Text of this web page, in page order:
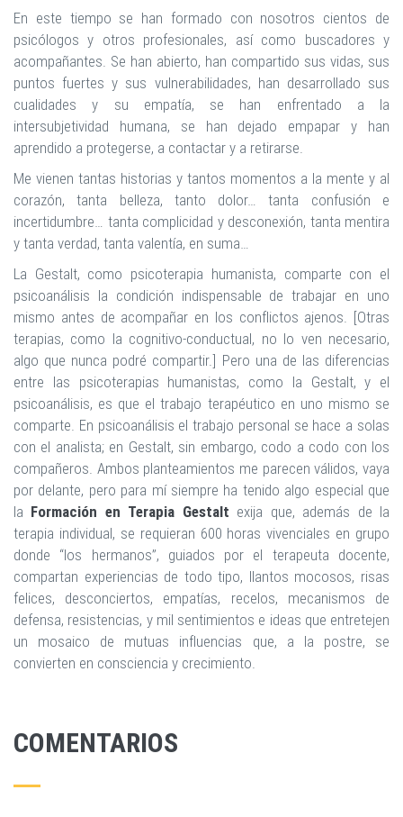
En este tiempo se han formado con nosotros cientos de
psicólogos y otros profesionales, así como buscadores y
acompañantes. Se han abierto, han compartido sus vidas, sus
puntos fuertes y sus vulnerabilidades, han desarrollado sus
cualidades y su empatía, se han enfrentado a la
intersubjetividad humana, se han dejado empapar y han
aprendido a protegerse, a contactar y a retirarse.
Me vienen tantas historias y tantos momentos a la mente y al
corazón, tanta belleza, tanto dolor… tanta confusión e
incertidumbre… tanta complicidad y desconexión, tanta mentira
y tanta verdad, tanta valentía, en suma…
La Gestalt, como psicoterapia humanista, comparte con el
psicoanálisis la condición indispensable de trabajar en uno
mismo antes de acompañar en los conflictos ajenos. [Otras
terapias, como la cognitivo-conductual, no lo ven necesario,
algo que nunca podré compartir.] Pero una de las diferencias
entre las psicoterapias humanistas, como la Gestalt, y el
psicoanálisis, es que el trabajo terapéutico en uno mismo se
comparte. En psicoanálisis el trabajo personal se hace a solas
con el analista; en Gestalt, sin embargo, codo a codo con los
compañeros. Ambos planteamientos me parecen válidos, vaya
por delante, pero para mí siempre ha tenido algo especial que
la Formación en Terapia Gestalt exija que, además de la
terapia individual, se requieran 600 horas vivenciales en grupo
donde “los hermanos”, guiados por el terapeuta docente,
compartan experiencias de todo tipo, llantos mocosos, risas
felices, desconciertos, empatías, recelos, mecanismos de
defensa, resistencias, y mil sentimientos e ideas que entretejen
un mosaico de mutuas influencias que, a la postre, se
convierten en consciencia y crecimiento.
COMENTARIOS